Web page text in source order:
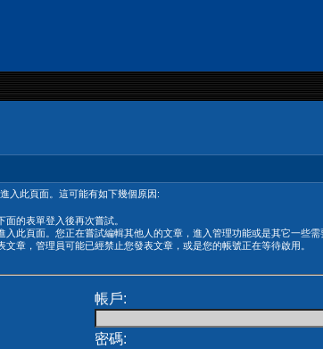
入此頁面。這可能有如下幾個原因:
面的表單登入後再次嘗試。
入此頁面。您正在嘗試編輯其他人的文章，進入管理功能或是其它一些需
文章，管理員可能已經禁止您發表文章，或是您的帳號正在等待啟用。
帳戶:
密碼: